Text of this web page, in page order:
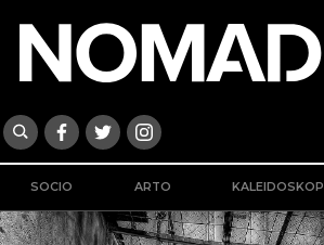
SOCIO ARTO KALEIDOSKOP